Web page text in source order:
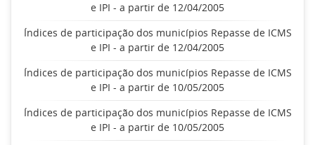
e IPI - a partir de 12/04/2005
Índices de participação dos municípios Repasse de ICMS
e IPI - a partir de 12/04/2005
Índices de participação dos municípios Repasse de ICMS
e IPI - a partir de 10/05/2005
Índices de participação dos municípios Repasse de ICMS
e IPI - a partir de 10/05/2005